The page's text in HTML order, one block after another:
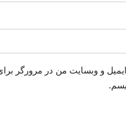
و وبسایت من در مرورگر